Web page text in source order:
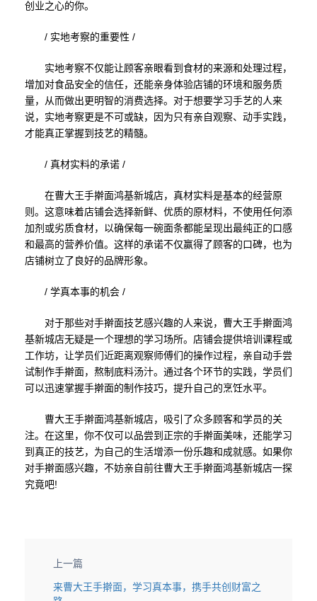
创业之心的你。
/ 实地考察的重要性 /
实地考察不仅能让顾客亲眼看到食材的来源和处理过程，
增加对食品安全的信任，还能亲身体验店铺的环境和服务质
量，从而做出更明智的消费选择。对于想要学习手艺的人来
说，实地考察更是不可或缺，因为只有亲自观察、动手实践，
才能真正掌握到技艺的精髓。
/ 真材实料的承诺 /
在曹大王手擀面鸿基新城店，真材实料是基本的经营原
则。这意味着店铺会选择新鲜、优质的原材料，不使用任何添
加剂或劣质食材，以确保每一碗面条都能呈现出最纯正的口感
和最高的营养价值。这样的承诺不仅赢得了顾客的口碑，也为
店铺树立了良好的品牌形象。
/ 学真本事的机会 /
对于那些对手擀面技艺感兴趣的人来说，曹大王手擀面鸿
基新城店无疑是一个理想的学习场所。店铺会提供培训课程或
工作坊，让学员们近距离观察师傅们的操作过程，亲自动手尝
试制作手擀面，熬制底料汤汁。通过各个环节的实践，学员们
可以迅速掌握手擀面的制作技巧，提升自己的烹饪水平。
曹大王手擀面鸿基新城店，吸引了众多顾客和学员的关
注。在这里，你不仅可以品尝到正宗的手擀面美味，还能学习
到真正的技艺，为自己的生活增添一份乐趣和成就感。如果你
对手擀面感兴趣，不妨亲自前往曹大王手擀面鸿基新城店一探
究竟吧!
上一篇
来曹大王手擀面，学习真本事，携手共创财富之